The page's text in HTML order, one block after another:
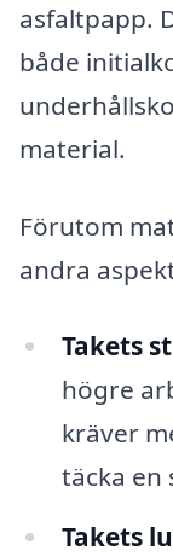
asfaltpapp.
både
material.
Förutom
andra
Takets
högre
kräver
täcka en
Takets